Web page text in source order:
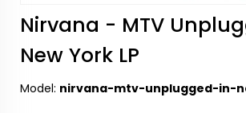
Nirvana - MTV
New York LP
Model: nirvana-mtv-unplugged-in-